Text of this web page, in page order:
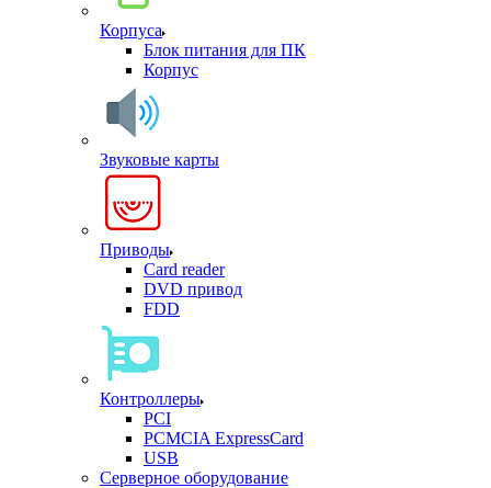
Корпуса
Блок питания для ПК
Корпус
Звуковые карты
Приводы
Card reader
DVD привод
FDD
Контроллеры
PCI
PCMCIA ExpressCard
USB
Cерверное оборудование